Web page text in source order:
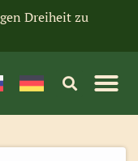
Dreiheit zu